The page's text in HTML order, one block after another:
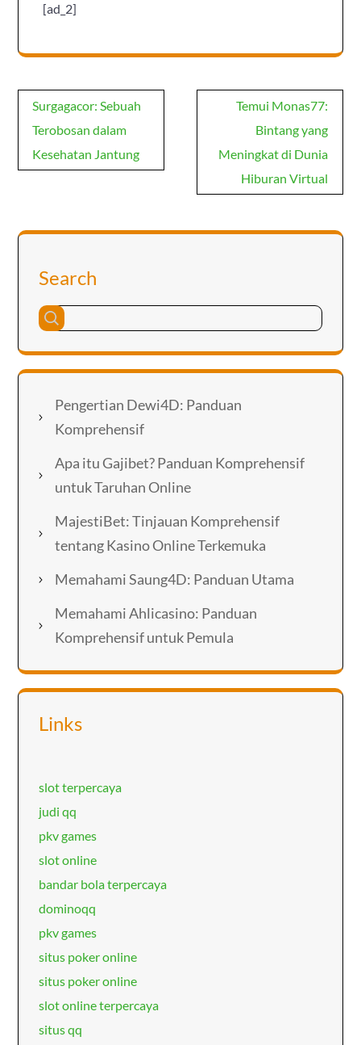
[ad_2]
Post
navigation
Surgagacor: Sebuah
Terobosan dalam
Kesehatan Jantung
Temui Monas77:
Bintang yang
Meningkat di Dunia
Hiburan Virtual
Search
Pengertian Dewi4D: Panduan
Komprehensif
Apa itu Gajibet? Panduan Komprehensif
untuk Taruhan Online
MajestiBet: Tinjauan Komprehensif
tentang Kasino Online Terkemuka
Memahami Saung4D: Panduan Utama
Memahami Ahlicasino: Panduan
Komprehensif untuk Pemula
Links
slot terpercaya
judi qq
pkv games
slot online
bandar bola terpercaya
dominoqq
pkv games
situs poker online
situs poker online
slot online terpercaya
situs qq